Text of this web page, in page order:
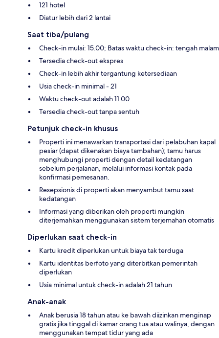
121 hotel
Diatur lebih dari 2 lantai
Saat tiba/pulang
Check-in mulai: 15.00; Batas waktu check-in: tengah malam
Tersedia check-out ekspres
Check-in lebih akhir tergantung ketersediaan
Usia check-in minimal - 21
Waktu check-out adalah 11.00
Tersedia check-out tanpa sentuh
Petunjuk check-in khusus
Properti ini menawarkan transportasi dari pelabuhan kapal
pesiar (dapat dikenakan biaya tambahan); tamu harus
menghubungi properti dengan detail kedatangan
sebelum perjalanan, melalui informasi kontak pada
konfirmasi pemesanan.
Resepsionis di properti akan menyambut tamu saat
kedatangan
Informasi yang diberikan oleh properti mungkin
diterjemahkan menggunakan sistem terjemahan otomatis
Diperlukan saat check-in
Kartu kredit diperlukan untuk biaya tak terduga
Kartu identitas berfoto yang diterbitkan pemerintah
diperlukan
Usia minimal untuk check-in adalah 21 tahun
Anak-anak
Anak berusia 18 tahun atau ke bawah diizinkan menginap
gratis jika tinggal di kamar orang tua atau walinya, dengan
menggunakan tempat tidur yang ada